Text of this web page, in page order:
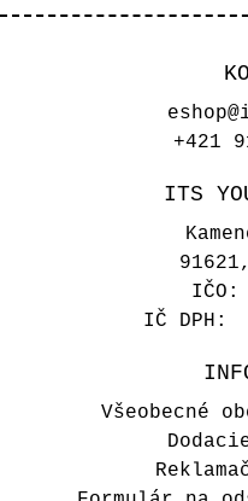
+421
ITS
IČO:
IČ DPH:
Všeobecné